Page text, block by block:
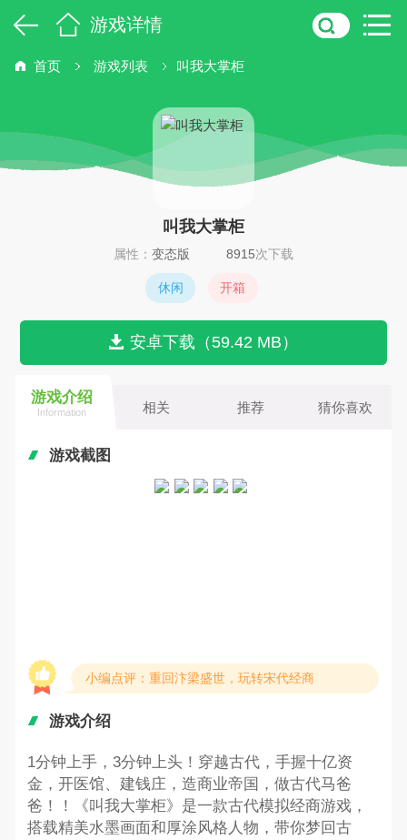
游戏详情
首页 游戏列表 叫我大掌柜
叫我大掌柜
属性： 变态版 8915次下载
休闲 开箱
安卓下载（59.42 MB）
游戏介绍
Information 相关 推荐 猜你喜欢
游戏截图
小编点评：重回汴梁盛世，玩转宋代经商
游戏介绍
1分钟上手，3分钟上头！穿越古代，手握十亿资
金，开医馆、建钱庄，造商业帝国，做古代马爸
爸！！《叫我大掌柜》是一款古代模拟经商游戏，
搭载精美水墨画面和厚涂风格人物，带你梦回古